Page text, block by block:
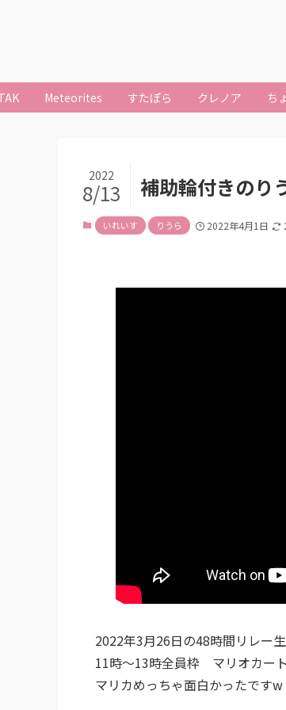
Meteorites すたぽら クレノア ち
補助輪付きのり
2022
8/13
いれいす りうら 2022年4月1日
2022年3月26日の48時間リレー
11時〜13時全員枠 マリオカート
マリカめっちゃ面白かったですw